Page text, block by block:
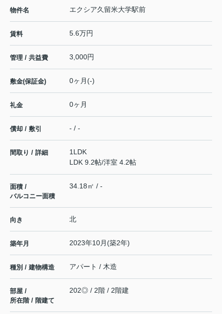
物件名 エクシア久留米大学駅前
賃料 5.6万円
管理 / 共益費 3,000円
敷金(保証金) 0ヶ月(-)
礼金 0ヶ月
償却 / 敷引 - / -
間取り / 詳細
1LDK
LDK 9.2帖/洋室 4.2帖
面積 /
バルコニー面積
34.18㎡ / -
向き 北
築年月 2023年10月(築2年)
種別 / 建物構造 アパート / 木造
部屋 /
所在階 / 階建て
202◎ / 2階 / 2階建